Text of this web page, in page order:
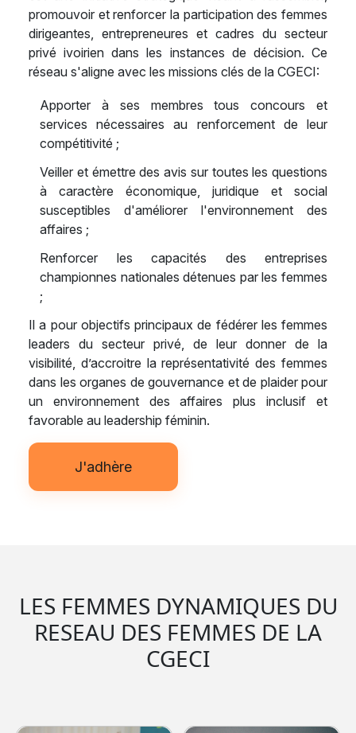
promouvoir et renforcer la participation des femmes
dirigeantes, entrepreneures et cadres du secteur
privé ivoirien dans les instances de décision. Ce
réseau s'aligne avec les missions clés de la CGECI:
Apporter à ses membres tous concours et
services nécessaires au renforcement de leur
compétitivité ;
Veiller et émettre des avis sur toutes les questions
à caractère économique, juridique et social
susceptibles d'améliorer l'environnement des
affaires ;
Renforcer les capacités des entreprises
championnes nationales détenues par les femmes
;
Il a pour objectifs principaux de fédérer les femmes
leaders du secteur privé, de leur donner de la
visibilité, d’accroitre la représentativité des femmes
dans les organes de gouvernance et de plaider pour
un environnement des affaires plus inclusif et
favorable au leadership féminin.
J'adhère
LES FEMMES DYNAMIQUES DU
RESEAU DES FEMMES DE LA
CGECI